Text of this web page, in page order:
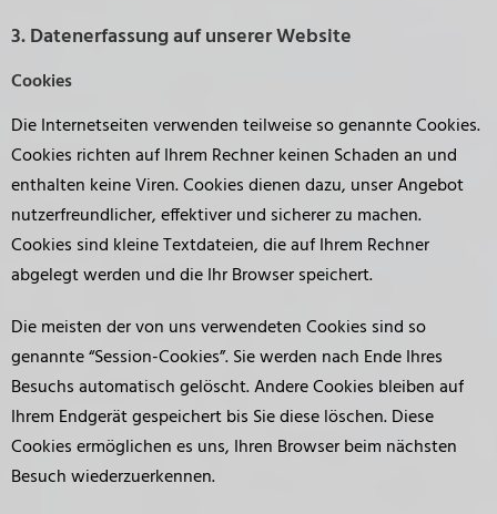
3. Datenerfassung auf unserer Website
Cookies
Die Internetseiten verwenden teilweise so genannte Cookies.
Cookies richten auf Ihrem Rechner keinen Schaden an und
enthalten keine Viren. Cookies dienen dazu, unser Angebot
nutzerfreundlicher, effektiver und sicherer zu machen.
Cookies sind kleine Textdateien, die auf Ihrem Rechner
abgelegt werden und die Ihr Browser speichert.
Die meisten der von uns verwendeten Cookies sind so
genannte “Session-Cookies”. Sie werden nach Ende Ihres
Besuchs automatisch gelöscht. Andere Cookies bleiben auf
Ihrem Endgerät gespeichert bis Sie diese löschen. Diese
Cookies ermöglichen es uns, Ihren Browser beim nächsten
Besuch wiederzuerkennen.